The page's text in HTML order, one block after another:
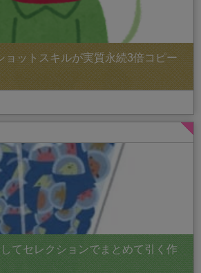
ョットスキルが実質永続3倍コピー
てセレクションでまとめて引く作